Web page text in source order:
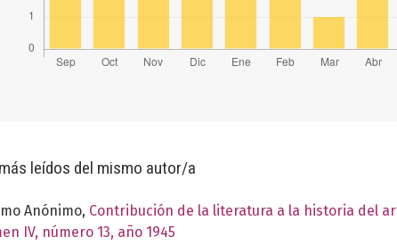
leídos del mismo autor/a
Anónimo, Contribución de la literatura a la historia del
IV, número 13, año 1945